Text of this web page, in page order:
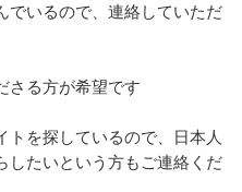
でいるので、連絡していただ
さる方が希望です
トを探しているので、日本人
したいという方もご連絡くだ